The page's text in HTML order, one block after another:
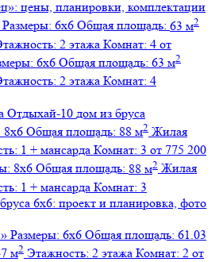
Размеры: 6х6 Общая площадь: 63 м2
2 этажа Комнат: 4 от
6х6 Общая площадь: 63 м2
2 этажа Комнат: 4
дом из бруса
8х6 Общая площадь: 88 м2 Жилая
1 + мансарда Комнат: 3 от 775 200
8х6 Общая площадь: 88 м2 Жилая
1 + мансарда Комнат: 3
Размеры: 6х6 Общая площадь: 61.03
м2 Этажность: 2 этажа Комнат: 2 от